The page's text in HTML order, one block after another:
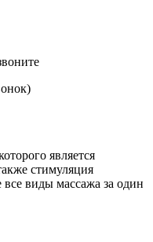
является
стимуляция
виды массажа за один